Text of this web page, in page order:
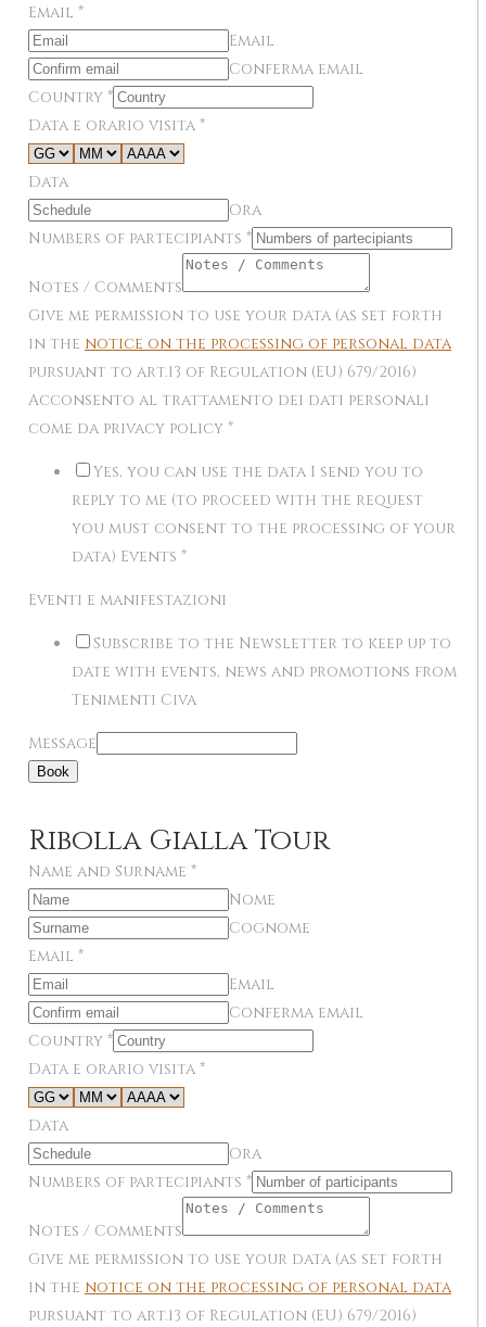
Email *
Email
Conferma email
Country *
Data e orario visita *
Data
Ora
Numbers of partecipiants *
Notes / Comments
Give me permission to use your data (as set forth
in the notice on the processing of personal data
pursuant to art.13 of Regulation (EU) 679/2016)
Acconsento al trattamento dei dati personali
come da privacy policy *
Yes, you can use the data I send you to
reply to me (to proceed with the request
you must consent to the processing of your
data) Events *
Eventi e manifestazioni
Subscribe to the Newsletter to keep up to
date with events, news and promotions from
Tenimenti Civa
Message
Book
Ribolla Gialla Tour
Name and Surname *
Nome
Cognome
Email *
Email
Conferma email
Country *
Data e orario visita *
Data
Ora
Numbers of partecipiants *
Notes / Comments
Give me permission to use your data (as set forth
in the notice on the processing of personal data
pursuant to art.13 of Regulation (EU) 679/2016)